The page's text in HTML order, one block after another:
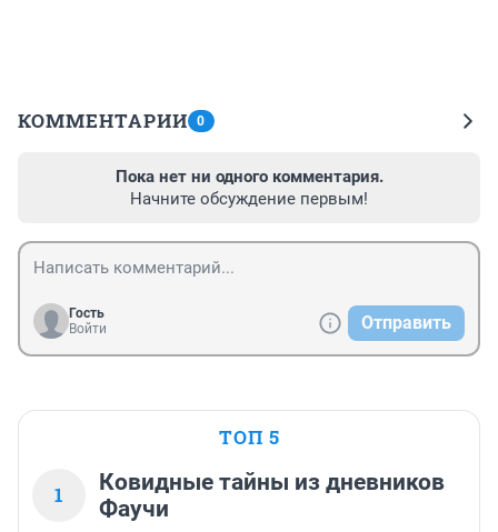
КОММЕНТАРИИ 0
Пока нет ни одного комментария.
Начните обсуждение первым!
Гость
Войти
Отправить
ТОП 5
1
Ковидные тайны из дневников
Фаучи